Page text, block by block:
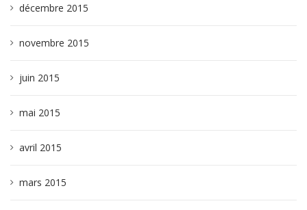
décembre 2015
novembre 2015
juin 2015
mai 2015
avril 2015
mars 2015